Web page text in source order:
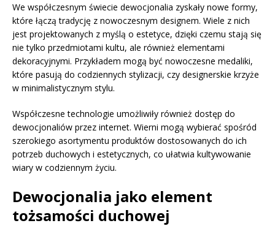
We współczesnym świecie dewocjonalia zyskały nowe formy,
które łączą tradycję z nowoczesnym designem. Wiele z nich
jest projektowanych z myślą o estetyce, dzięki czemu stają się
nie tylko przedmiotami kultu, ale również elementami
dekoracyjnymi. Przykładem mogą być nowoczesne medaliki,
które pasują do codziennych stylizacji, czy designerskie krzyże
w minimalistycznym stylu.
Współczesne technologie umożliwiły również dostęp do
dewocjonaliów przez internet. Wierni mogą wybierać spośród
szerokiego asortymentu produktów dostosowanych do ich
potrzeb duchowych i estetycznych, co ułatwia kultywowanie
wiary w codziennym życiu.
Dewocjonalia jako element
tożsamości duchowej